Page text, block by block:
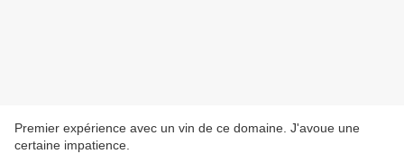
Premier expérience avec un vin de ce domaine. J'avoue une
certaine impatience.